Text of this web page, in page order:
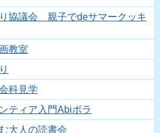
協議会 親子でdeサマークッキ
教室
科見学
ティア入門Abiボラ
大人の読書会